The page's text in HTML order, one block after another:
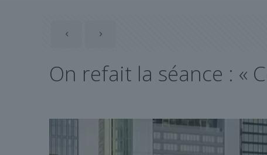
On refait la séance : «